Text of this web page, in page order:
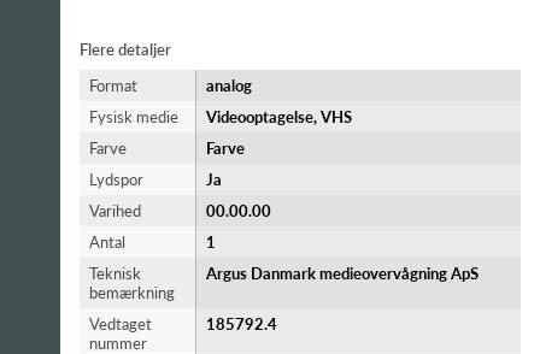
Flere detaljer
Format
analog
Fysisk medie
Videooptagelse, VHS
Farve
Farve
Lydspor
Ja
Varihed
00.00.00
Antal
1
Teknisk
bemærkning
Argus Danmark medieovervågning ApS
Vedtaget
nummer
185792.4